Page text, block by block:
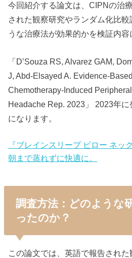
今回紹介する論文は、CIPNの治
された観察研究やランダム化比
うな治療法が効果的かを検証内容
「D’Souza RS, Alvarez GAM,
J, Abd-Elsayed A. Evidence-
Chemotherapy-Induced
Headache Rep. 2023」 2023年
になります。
『ブレインスリープ ピロー ネッ
朝まで蒸れずに快適に。
調査方法：どのような
ったのか？
この論文では、英語で報告され